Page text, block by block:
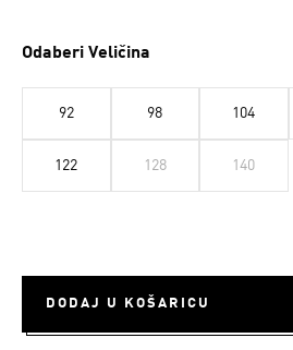
Odaberi Veličina
92 98 104
122 128 140
DODAJ U KOŠARICU